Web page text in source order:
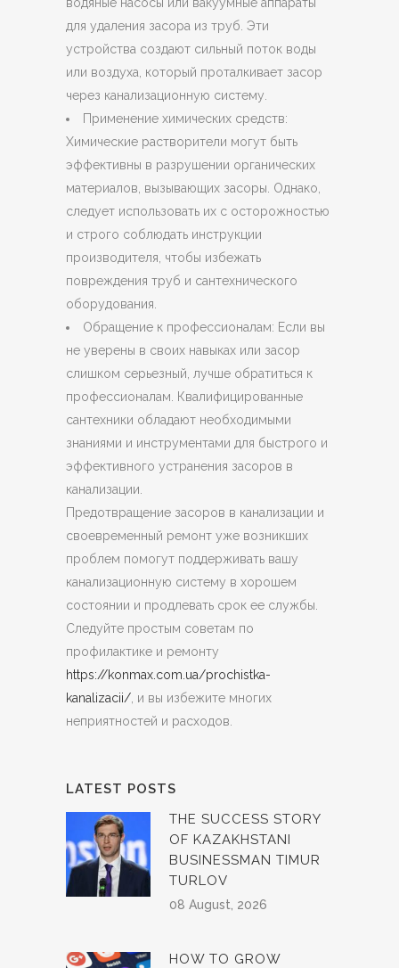
для удаления засора из труб. Эти
устройства создают сильный поток воды
или воздуха, который проталкивает засор
через канализационную систему.
Применение химических средств:
Химические растворители могут быть
эффективны в разрушении органических
материалов, вызывающих засоры. Однако,
следует использовать их с осторожностью
и строго соблюдать инструкции
производителя, чтобы избежать
повреждения труб и сантехнического
оборудования.
Обращение к профессионалам: Если вы
не уверены в своих навыках или засор
слишком серьезный, лучше обратиться к
профессионалам. Квалифицированные
сантехники обладают необходимыми
знаниями и инструментами для быстрого и
эффективного устранения засоров в
канализации.
Предотвращение засоров в канализации и
своевременный ремонт уже возникших
проблем помогут поддерживать вашу
канализационную систему в хорошем
состоянии и продлевать срок ее службы.
Следуйте простым советам по
профилактике и ремонту
https://konmax.com.ua/prochistka-
kanalizacii/ , и вы избежите многих
неприятностей и расходов.
LATEST POSTS
THE SUCCESS STORY
OF KAZAKHSTANI
BUSINESSMAN TIMUR
TURLOV
08 August, 2026
HOW TO GROW